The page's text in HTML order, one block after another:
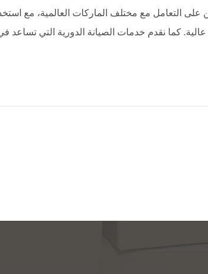
على التعامل مع مختلف الماركات العالمية، مع
عالية. كما نقدم خدمات الصيانة الدورية التي تساعد